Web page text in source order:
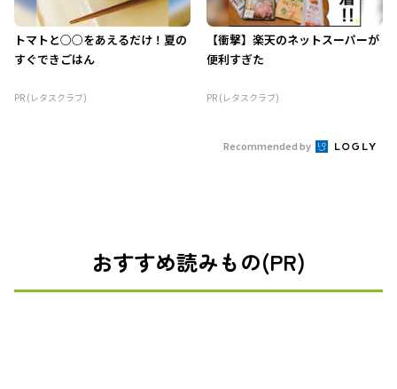
トマトと○○をあえるだけ！夏の
すぐできごはん
PR (レタスクラブ)
【衝撃】楽天のネットスーパーが
便利すぎた
PR (レタスクラブ)
Recommended by
おすすめ読みもの(PR)